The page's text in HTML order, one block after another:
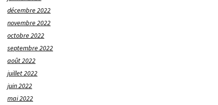
décembre 2022
novembre 2022
octobre 2022
septembre 2022
août 2022
juillet 2022
juin 2022
mai 2022